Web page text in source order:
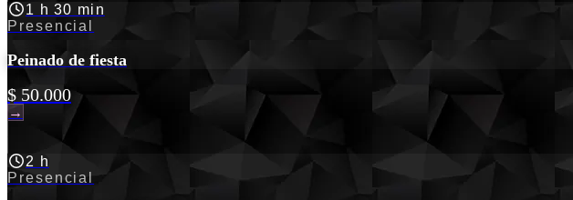
1 h 30 min
Presencial
Peinado de fiesta
$ 50.000
→
2 h
Presencial